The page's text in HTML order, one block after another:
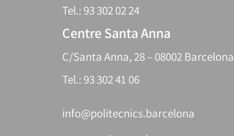
Tel.: 93 302 02 24
Centre Santa Anna
C/Santa Anna, 28 – 08002 Barcelona
Tel.: 93 302 41 06
info@politecnics.barcelona